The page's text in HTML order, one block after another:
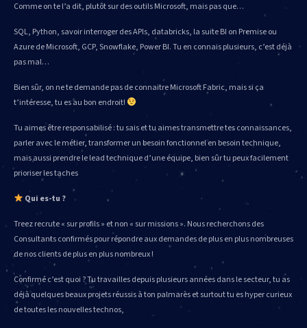
Comme on te l’a dit, plutôt sur des outils Microsoft, mais pas que…
SQL, Python, savoir interroger des APIs, databricks, la suite BI on Premise ou
Azure de Microsoft, GCP, Snowflake, Power BI. Tu en connais plusieurs, c’est déjà
pas mal…
Bien sûr, on ne te demande pas de connaitre Microsoft Fabric, mais si ça
t’intéresse, tu es au bon endroit!
Tu aimes être responsabilisé : tu sais et tu aimes transmettre tes connaissances,
parler avec le métier, transformer un besoin fonctionnel en besoin technique,
mais aussi prendre le lead technique d’une équipe, bien sûr tu peux facilement
prioriser les taches
Qui es-tu ?
Treez recrute « sur profils » et non « sur missions ». Nous recherchons des
Consultants confirmés pour répondre aux demandes de plus en plus nombreuses
de nos clients de plus en plus nombreux !
Confirmé c’est quoi ? Tu travailles depuis plusieurs années dans le secteur, tu as
déjà quelques beaux projets réussis à ton palmarès et surtout tu es hyper curieux
de toutes les nouvelles technos,